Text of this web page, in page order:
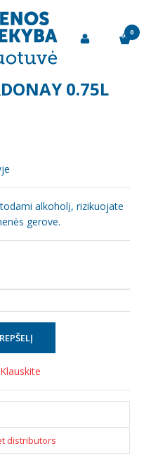
0
0.75l 12.5%
0.75L
alkoholį, rizikuojate
gerove.
Klauskite
distributors